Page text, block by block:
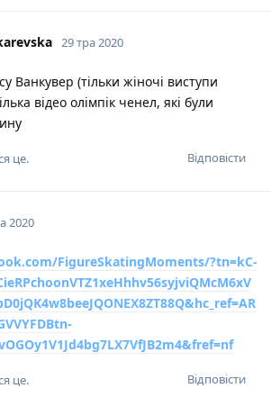
29 тра 2020
Ванкувер (тільки жіночі виступи
відео олімпік ченел, які були
Відповісти
це.
2020
FigureSkatingMoments/?tn=kC-
Відповісти
це.